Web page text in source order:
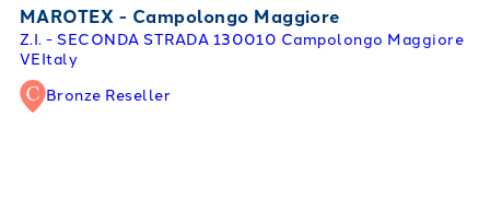
MAROTEX - Campolongo Maggiore
Z.I. - SECONDA STRADA 130010 Campolongo Maggiore
VEItaly
Bronze Reseller